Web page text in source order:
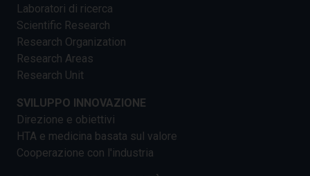
Laboratori di ricerca
Scientific Research
Research Organization
Research Areas
Research Unit
SVILUPPO INNOVAZIONE
Direzione e obiettivi
HTA e medicina basata sul valore
Cooperazione con l'industria